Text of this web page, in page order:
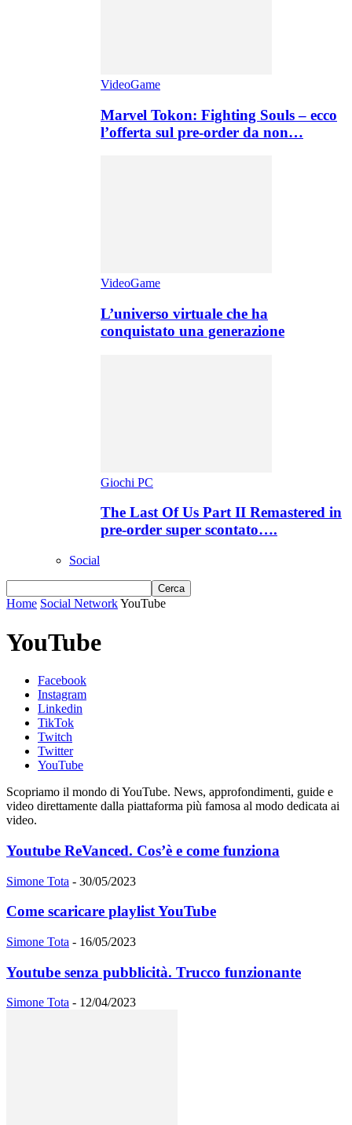
VideoGame
Marvel Tokon: Fighting Souls – ecco
l’offerta sul pre-order da non…
VideoGame
L’universo virtuale che ha
conquistato una generazione
Giochi PC
The Last Of Us Part II Remastered in
pre-order super scontato….
Social
Home Social NetworkYouTube
YouTube
Facebook
Instagram
Linkedin
TikTok
Twitch
Twitter
YouTube
Scopriamo il mondo di YouTube. News, approfondimenti, guide e
video direttamente dalla piattaforma più famosa al modo dedicata ai
video.
Youtube ReVanced. Cos’è e come funziona
Simone Tota - 30/05/2023
Come scaricare playlist YouTube
Simone Tota - 16/05/2023
Youtube senza pubblicità. Trucco funzionante
Simone Tota - 12/04/2023